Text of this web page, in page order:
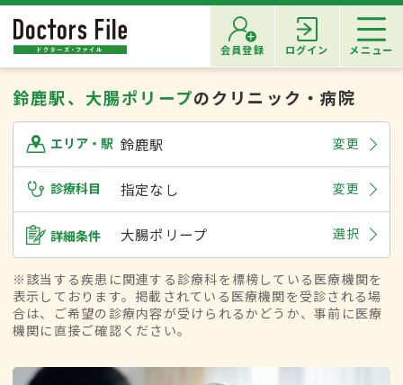
会員登録 ログイン メニュー
鈴鹿駅、大腸ポリープのクリニック・病院
エリア・駅 鈴鹿駅 変更
診療科目 指定なし 変更
詳細条件 大腸ポリープ 選択
※該当する疾患に関連する診療科を標榜している医療機関を
表示しております。掲載されている医療機関を受診される場
合は、ご希望の診療内容が受けられるかどうか、事前に医療
機関に直接ご確認ください。